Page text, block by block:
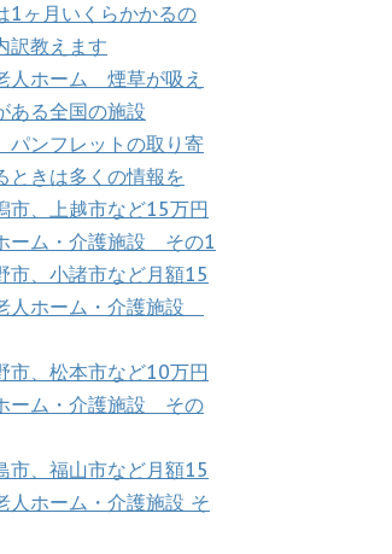
1ヶ月いくらかかるの
教えます
人ホーム 煙草が吸え
ある全国の施設
ンフレットの取り寄
きは多くの情報を
市、上越市など15万円
ーム・介護施設 その1
市、小諸市など月額15
人ホーム・介護施設
市、松本市など10万円
ーム・介護施設 その
市、福山市など月額15
人ホーム・介護施設 そ